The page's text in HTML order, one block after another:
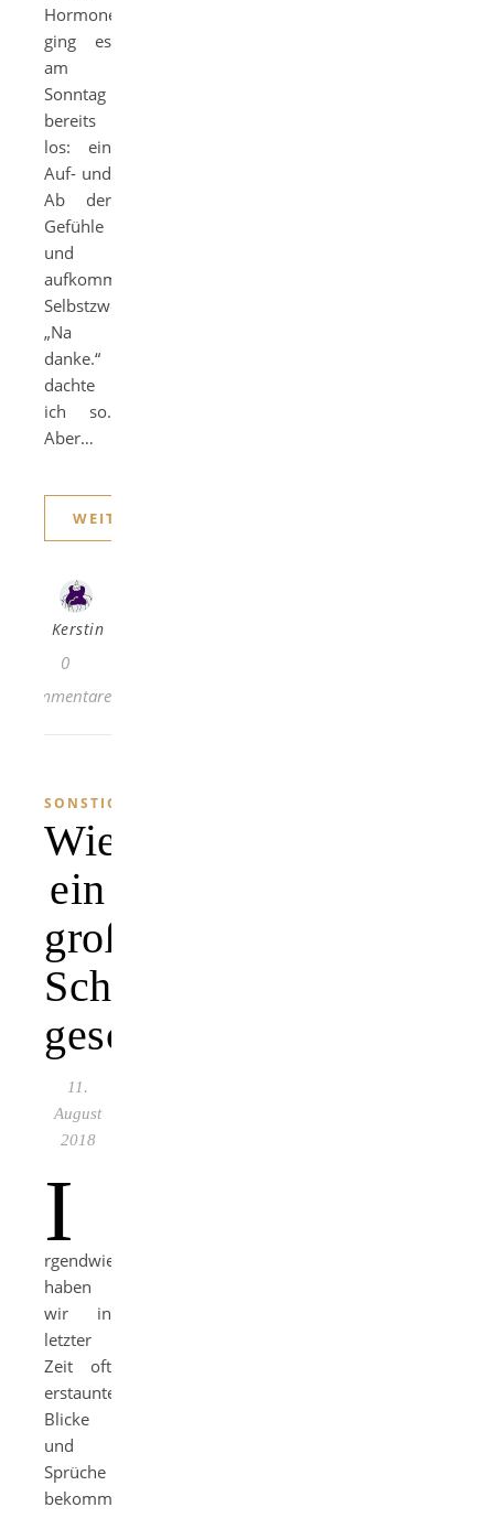
Hormone
ging es
am
Sonntag
bereits
los: ein
Auf- und
Ab der
Gefühle
und
aufkommende
Selbstzweifel.
„Na
danke.“
dachte
ich so.
Aber…
WEITERLESEN
Kerstin
0
Kommentare
SONSTIGES
Wieder
ein
großer
Schritt
geschafft
11.
August
2018
I
rgendwie
haben
wir in
letzter
Zeit oft
erstaunte
Blicke
und
Sprüche
bekommen: